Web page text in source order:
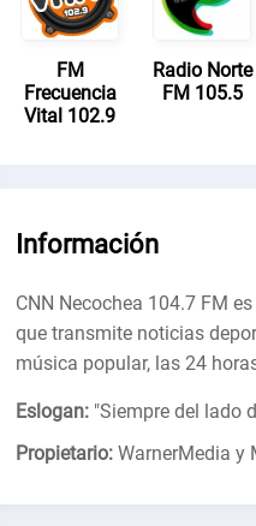
FM
Frecuencia
Vital 102.9
Radio Norte
FM 105.5
Información
CNN Necochea 104.7 FM
que transmite noticias
música popular, las 24
Eslogan: "Siempre del lado
Propietario: WarnerMedia y